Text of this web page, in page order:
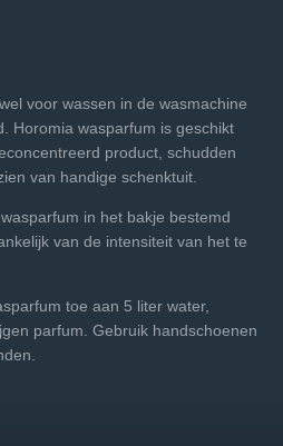
voor wassen in de wasmachine
Horomia wasparfum is geschikt
product, schudden
van handige schenktuit.
in het bakje bestemd
van de intensiteit van het te
toe aan 5 liter water,
parfum. Gebruik handschoenen